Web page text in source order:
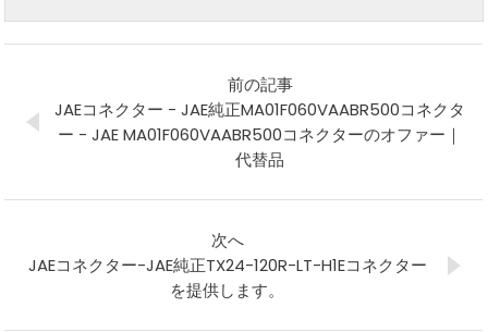
前の記事
JAEコネクター - JAE純正MA01F060VAABR500コネクタ
ー - JAE MA01F060VAABR500コネクターのオファー｜
代替品
次へ
JAEコネクター-JAE純正TX24-120R-LT-H1Eコネクター
を提供します。